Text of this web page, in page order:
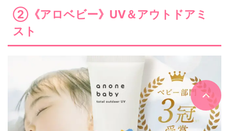
②《アロベビー》UV＆アウトドアミ
スト